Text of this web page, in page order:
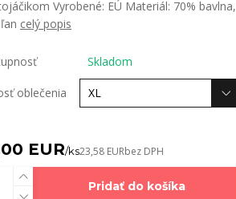
Vyrobené: EÚ Materiál: 70% bavlna,
celý popis
Skladom
oblečenia
EUR/ks23,58 EURbez DPH
Pridať do košíka